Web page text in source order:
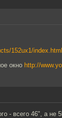
152ux1/index.html
окно http://
- всего 46", а не